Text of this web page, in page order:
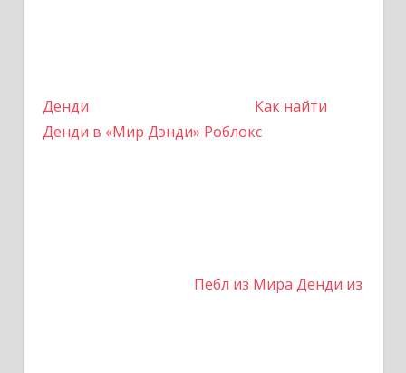
Денди
Как найти
Денди в «Мир Дэнди» Роблокс
Пебл из Мира Денди из